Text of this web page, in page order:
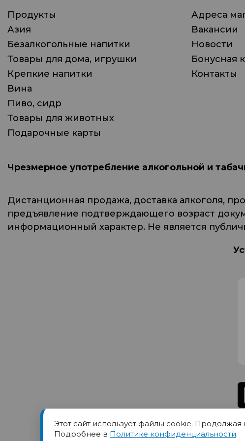
Продукты
Азия
Безалкогольные напитки
Товары для дома, игрушки
Крепкие напитки
Вина
Пиво, сидр
Товары для животных
Подарочные карты
Адреса
Вакансии
Новости
Бонусная
Контакты
Чрезмерное употребление алкогольной и
Дистанционная продажа, доставка алкоголя,
предъявление подтверждающего возраст
информационный характер. Не является
Товарный знак ПОРТ
Этот сайт использует файлы cookie. Продолжая
Подробнее в Политике конфиденциальности.